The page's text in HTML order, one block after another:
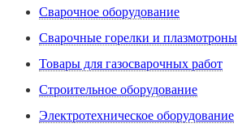
Сварочное оборудование
Сварочные горелки и плазмотроны
Товары для газосварочных работ
Строительное оборудование
Электротехническое оборудование